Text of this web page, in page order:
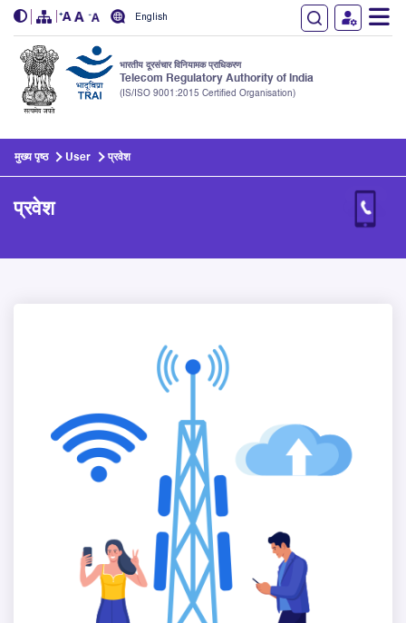
English
भारतीय दूरसंचार विनियामक प्राधिकरण
Telecom Regulatory Authority of India
(IS/ISO 9001:2015 Certified Organisation)
मुख्य पृष्ठ User प्रवेश
प्रवेश